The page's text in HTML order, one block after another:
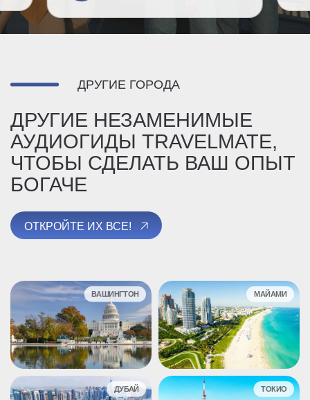
ДРУГИЕ ГОРОДА
ДРУГИЕ НЕЗАМЕНИМЫЕ
АУДИОГИДЫ TRAVELMATE,
ЧТОБЫ СДЕЛАТЬ ВАШ ОПЫТ
БОГАЧЕ
ОТКРОЙТЕ ИХ ВСЕ!
ВАШИНГТОН МАЙАМИ
ДУБАЙ ТОКИО